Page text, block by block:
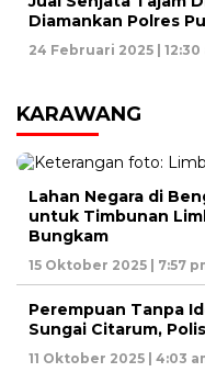
Diamankan Polres
24 Februari 2025 | 12:30
KARAWANG
Lahan Negara di
untuk Timbunan
Bungkam
15 Oktober 2025 | 7:57
Perempuan Tanpa
Sungai Citarum,
11 Oktober 2025 | 4:03